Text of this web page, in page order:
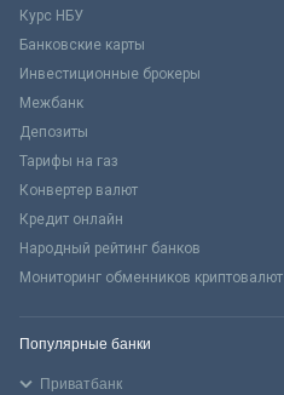
Курс НБУ
Банковские карты
Инвестиционные брокеры
Межбанк
Депозиты
Тарифы на газ
Конвертер валют
Кредит онлайн
Народный рейтинг банков
Мониторинг обменников криптовалют
Популярные банки
Приватбанк